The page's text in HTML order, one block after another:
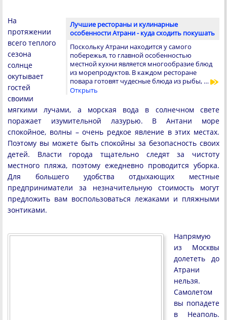
Лучшие рестораны и кулинарные
особенности Атрани - куда сходить покушать
Поскольку Атрани находится у самого
побережья, то главной особенностью
местной кухни является многообразие блюд
из морепродуктов. В каждом ресторане
повара готовят чудесные блюда из рыбы, …
Открыть
На
протяжении
всего теплого
сезона
солнце
окутывает
гостей
своими
мягкими лучами, а морская вода в солнечном свете
поражает изумительной лазурью. В Антани море
спокойное, волны – очень редкое явление в этих местах.
Поэтому вы можете быть спокойны за безопасность своих
детей. Власти города тщательно следят за чистоту
местного пляжа, поэтому ежедневно проводится уборка.
Для большего удобства отдыхающих местные
предприниматели за незначительную стоимость могут
предложить вам воспользоваться лежаками и пляжными
зонтиками.
Напрямую
из Москвы
долететь до
Атрани
нельзя.
Самолетом
вы попадете
в Неаполь.